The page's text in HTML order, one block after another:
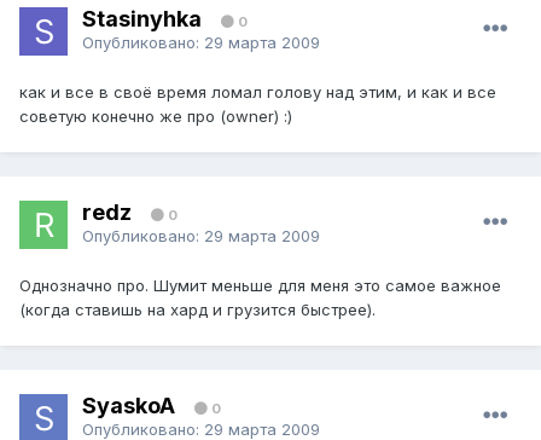
Stasinyhka 0
Опубликовано: 29 марта 2009
как и все в своё время ломал голову над этим, и как и все
советую конечно же про (owner) :)
redz 0
Опубликовано: 29 марта 2009
Однозначно про. Шумит меньше для меня это самое важное
(когда ставишь на хард и грузится быстрее).
SyaskoA 0
Опубликовано: 29 марта 2009